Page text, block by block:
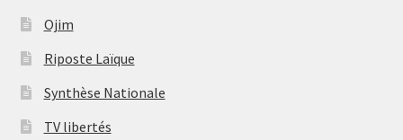
Ojim
Riposte Laïque
Synthèse Nationale
TV libertés